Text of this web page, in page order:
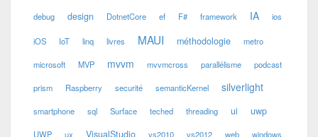
debug design DotnetCore ef F# framework IA ios
iOS IoT linq livres MAUI méthodologie metro
microsoft MVP mvvm mvvmcross parallélisme podcast
prism Raspberry securité semanticKernel silverlight
smartphone sql Surface teched threading ui uwp
UWP ux VisualStudio vs2010 vs2012 web windows